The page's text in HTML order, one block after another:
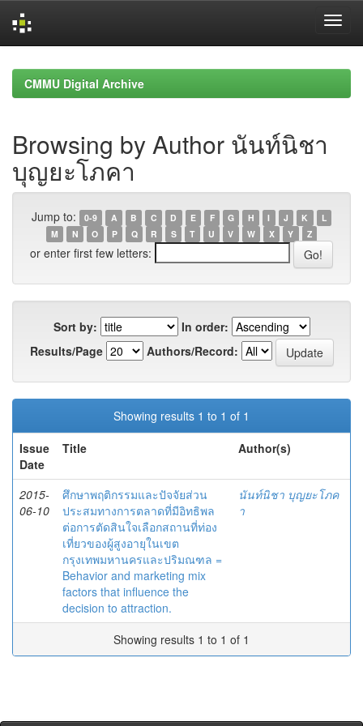
navigationCMMU Digital Archive
Browsing by Author นันท์นิชา
บุญยะโภคา
Jump to: 0-9 A B C D E F G H I J K
L
M
N O P Q R S T U V W X Y Z
or enter first few letters:
Sort by:
In order:
Results/Page
Authors/Record:
Showing results 1 to 1 of 1
Issue
Date
Title Author(s)
2015-
06-10
ศึกษาพฤติกรรมและปัจจัยส่วน
ประสมทางการตลาดที่มีอิทธิพล
ต่อการตัดสินใจเลือกสถานที่ท่อง
เที่ยวของผู้สูงอายุในเขต
กรุงเทพมหานครและปริมณฑล =
Behavior and marketing mix
factors that influence the
decision to attraction.
นันท์นิชา บุญยะโภค
า
Showing results 1 to 1 of 1